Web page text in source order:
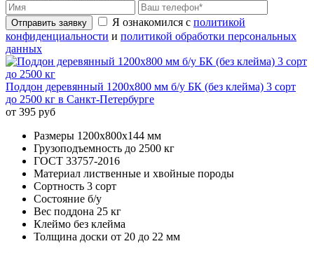
Отправить заявку Я ознакомился с политикой
конфиденциальности и политикой обработки персональных
данных
Поддон деревянный 1200х800 мм б/у БК (без клейма) 3 сорт
до 2500 кг в Санкт-Петербурге
от 395 руб
Размеры 1200х800x144 мм
Грузоподъемность до 2500 кг
ГОСТ 33757-2016
Материал лиственные и хвойные породы
Сортность 3 сорт
Состояние б/у
Вес поддона 25 кг
Клеймо без клейма
Толщина доски от 20 до 22 мм